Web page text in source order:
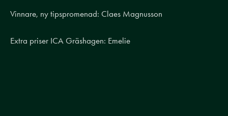
Vinnare, ny tipspromenad: Claes Magnusson
Extra priser ICA Gräshagen: Emelie